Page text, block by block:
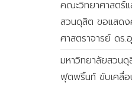
คณะวิทยาศาสตร์แ
สวนดุสิต ขอแสด
ศาสตราจารย์ ดร
มหาวิทยาลัยสวน
ฟุตพริ้นท์ ขับเคลื่